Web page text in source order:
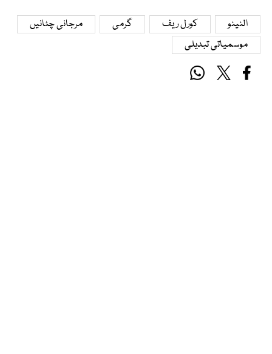
النینو کورل ریف گرمی
مرجانی چٹانیں
موسمیاتی تبدیلی